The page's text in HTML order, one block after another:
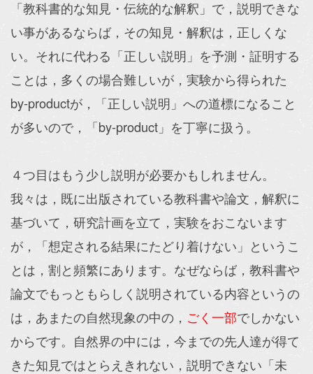
「教科書的な知見・伝統的な解釈」で，説明できな
い事があるならば，その知見・解釈は，正しくな
い。それに代わる「正しい説明」を予測・証明する
ことは，多くの場合難しいが，実験から得られた
by-productが，「正しい説明」への道標になること
が多いので，「by-product」を丁寧に扱う。
４つ目はもう少し説明が必要かもしれません。
我々は，既に出版されている教科書や論文，解釈に
基づいて，研究計画を立て，実験をおこないます
が，「想定される結果にたどり着けない」というこ
とは，割と頻繁にあります。なぜならば，教科書や
論文でもっともらしく説明されている内容というの
は，あまたの自然現象の中の， ごく一部でしかない
からです。自然界の中には，今までの先人達が得て
きた知見ではとらえきれない，説明できない「未